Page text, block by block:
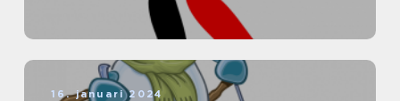
16. januari 2024